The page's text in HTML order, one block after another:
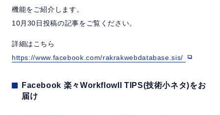
機能をご紹介します。
10月30日投稿の記事をご覧ください。
詳細はこちら
https://www.facebook.com/rakrakwebdatabase.sis/
Facebook 楽々WorkflowII TIPS(技術小ネタ)をお
届け